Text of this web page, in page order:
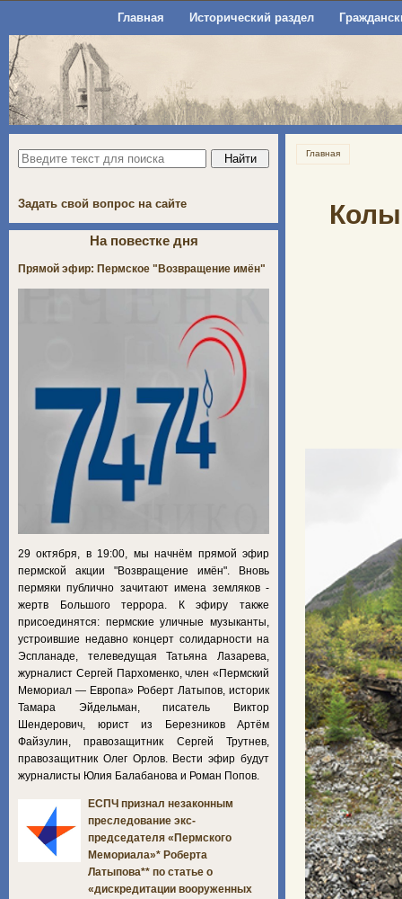
Главная Исторический раздел
Главная
Задать свой вопрос на сайте
На повестке дня
Прямой эфир: Пермское "Возвращение имён"
29 октября, в 19:00, мы начнём прямой эфир
пермской акции "Возвращение имён". Вновь
пермяки публично зачитают имена земляков -
жертв Большого террора. К эфиру также
присоединятся: пермские уличные музыканты,
устроившие недавно концерт солидарности на
Эспланаде, телеведущая Татьяна Лазарева,
журналист Сергей Пархоменко, член «Пермский
Мемориал — Европа» Роберт Латыпов, историк
Тамара Эйдельман, писатель Виктор
Шендерович, юрист из Березников Артём
Файзулин, правозащитник Сергей Трутнев,
правозащитник Олег Орлов. Вести эфир будут
журналисты Юлия Балабанова и Роман Попов.
ЕСПЧ признал незаконным
преследование экс-
председателя «Пермского
Мемориала»* Роберта
Латыпова** по статье о
«дискредитации вооруженных